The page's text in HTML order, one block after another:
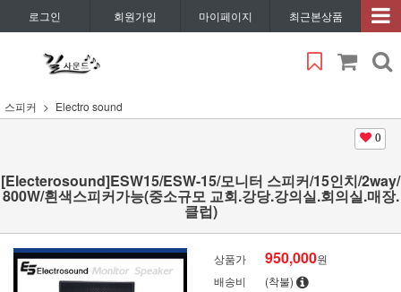
로그인 회원가입 마이페이지 최근본상품
스피커 Electro sound
0
[Electerosound]ESW15/ESW-15/모니터 스피커/15인치/2way/
800W/흰색스피커가능(중소규모 교회.강당.강의실.회의실.매장.
클럽)
상품가 950,000원
배송비
(착불)